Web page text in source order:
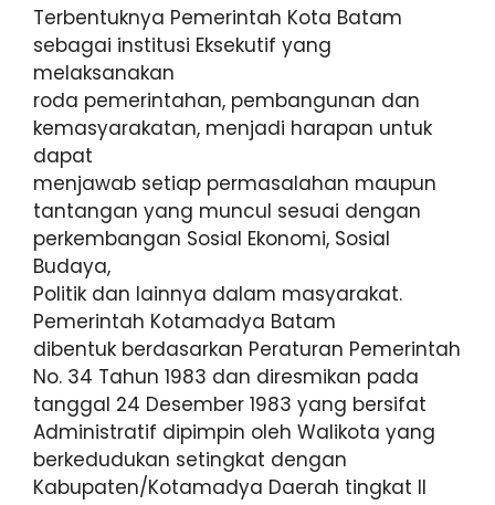
Terbentuknya Pemerintah Kota Batam
sebagai institusi Eksekutif yang
melaksanakan
roda pemerintahan, pembangunan dan
kemasyarakatan, menjadi harapan untuk
dapat
menjawab setiap permasalahan maupun
tantangan yang muncul sesuai dengan
perkembangan Sosial Ekonomi, Sosial
Budaya,
Politik dan lainnya dalam masyarakat.
Pemerintah Kotamadya Batam
dibentuk berdasarkan Peraturan Pemerintah
No. 34 Tahun 1983 dan diresmikan pada
tanggal 24 Desember 1983 yang bersifat
Administratif dipimpin oleh Walikota yang
berkedudukan setingkat dengan
Kabupaten/Kotamadya Daerah tingkat II